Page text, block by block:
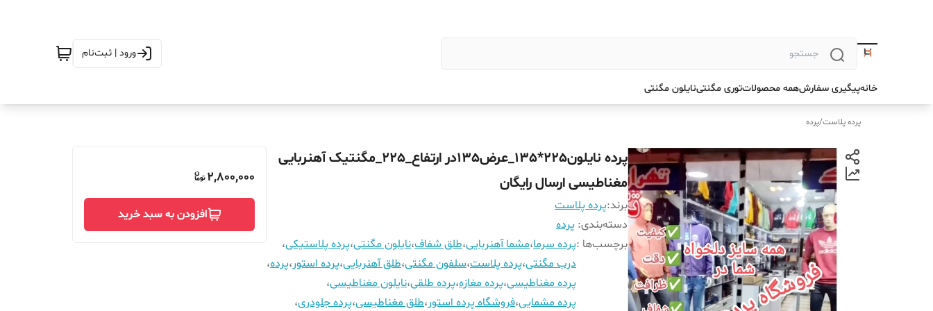
ورود | ثبت‌نام
خانهپیگیری سفارشهمه محصولاتتوری مگنتینایلون مگنتی
پرده پلاست/پرده
پرده نایلون225*135_عرض135در ارتفاع_225_مگنتیک آهنربایی
مغناطیسی ارسال رایگان
برند:پرده پلاست
دسته‌بندی: پرده
برچسب‌ها :پرده سرما،مشما آهنربایی،طلق شفاف،نایلون مگنتی،پرده پلاستیکی،
درب مگنتی،پرده پلاست،سلفون مگنتی،طلق آهنربایی،پرده استور،پرده،
پرده مغناطیسی،پرده مغازه،پرده طلقی،نایلون مغناطیسی،
پرده مشمایی،فروشگاه پرده استور،طلق مغناطیسی،پرده جلودری،
2,800,000
افزودن به سبد خرید